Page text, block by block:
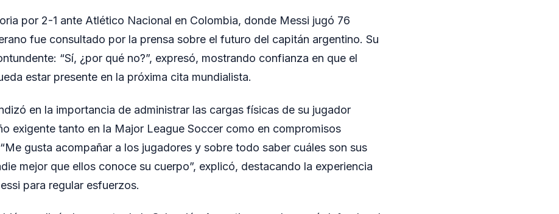
por 2-1 ante Atlético Nacional en Colombia, donde Messi jugó 76
fue consultado por la prensa sobre el futuro del capitán argentino. Su
“Sí, ¿por qué no?”, expresó, mostrando confianza en que el
estar presente en la próxima cita mundialista.
en la importancia de administrar las cargas físicas de su jugador
exigente tanto en la Major League Soccer como en compromisos
gusta acompañar a los jugadores y sobre todo saber cuáles son sus
mejor que ellos conoce su cuerpo”, explicó, destacando la experiencia
para regular esfuerzos.